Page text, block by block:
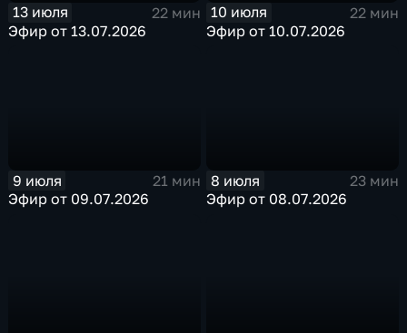
13 июля
22 мин
Эфир от 13.07.2026
10 июля
22 мин
Эфир от 10.07.2026
9 июля
21 мин
Эфир от 09.07.2026
8 июля
23 мин
Эфир от 08.07.2026